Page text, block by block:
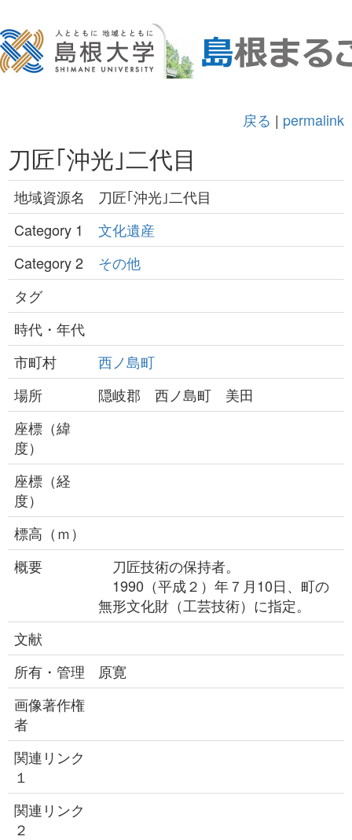
戻る | permalink
刀匠｢沖光｣二代目
地域資源名
刀匠｢沖光｣二代目
Category 1
文化遺産
Category 2
その他
タグ
時代・年代
市町村
西ノ島町
場所
隠岐郡 西ノ島町 美田
座標（緯
度）
座標（経
度）
標高（ｍ）
概要
刀匠技術の保持者。
1990（平成２）年７月10日、町の
無形文化財（工芸技術）に指定。
文献
所有・管理
原寛
画像著作権
者
関連リンク
１
関連リンク
２